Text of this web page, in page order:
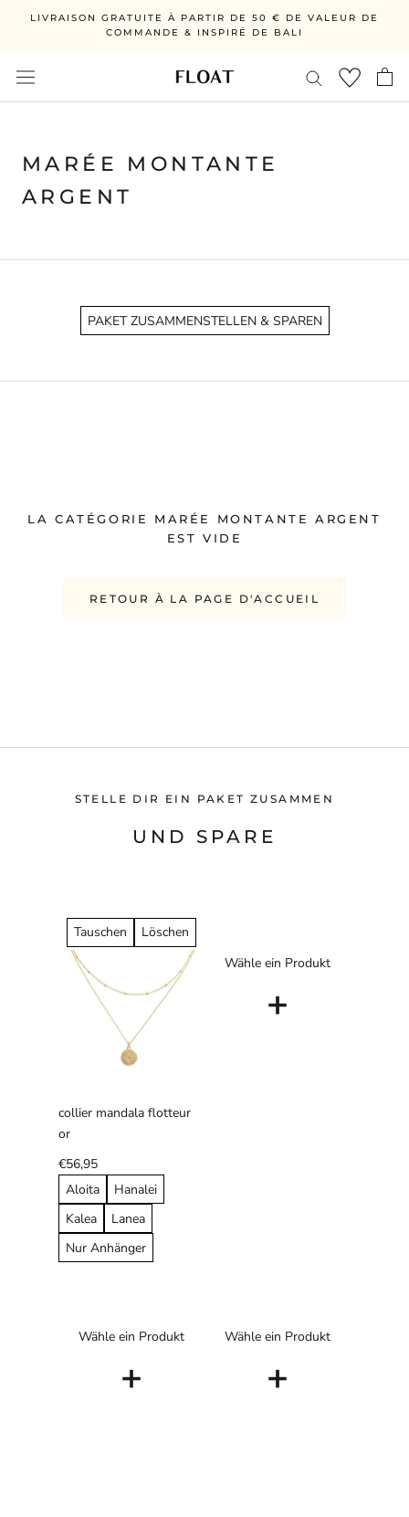
LIVRAISON GRATUITE À PARTIR DE 50 € DE VALEUR DE
COMMANDE & INSPIRÉ DE BALI
MARÉE MONTANTE
ARGENT
PAKET ZUSAMMENSTELLEN & SPAREN
LA CATÉGORIE MARÉE MONTANTE ARGENT
EST VIDE
RETOUR À LA PAGE D'ACCUEIL
STELLE DIR EIN PAKET ZUSAMMEN
UND SPARE
Tauschen Löschen
collier mandala flotteur
or
€56,95
Aloita
Hanalei
Kalea
Lanea
Nur Anhänger
Wähle ein Produkt
+
Wähle ein Produkt
+
Wähle ein Produkt
+